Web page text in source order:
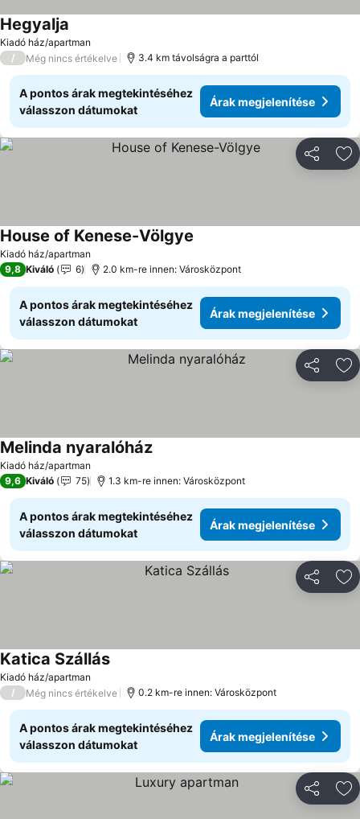
Kiadó ház/apartman
Hegyalja
/ Még nincs értékelve 3.4 km távolságra a parttól
A pontos árak megtekintéséhez
válasszon dátumokat
Árak megjelenítése
Kiadó ház/apartman
House of Kenese-Völgye
9,8 Kiváló 6 2.0 km-re innen: Városközpont
A pontos árak megtekintéséhez
válasszon dátumokat
Árak megjelenítése
Kiadó ház/apartman
Melinda nyaralóházÁrak megjelenítése
9,6 Kiváló 75 1.3 km-re innen: Városközpont
A pontos árak megtekintéséhez
válasszon dátumokat
Árak megjelenítése
Kiadó ház/apartman
Katica SzállásÁrak megjelenítése
/ Még nincs értékelve 0.2 km-re innen: Városközpont
A pontos árak megtekintéséhez
válasszon dátumokat
Árak megjelenítése